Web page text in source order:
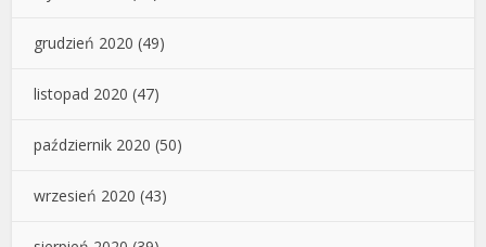
grudzień 2020 (49)
listopad 2020 (47)
październik 2020 (50)
wrzesień 2020 (43)